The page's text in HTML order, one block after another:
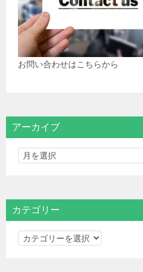
お問い合わせはこちらから
アーカイブ
カテゴリー
カ